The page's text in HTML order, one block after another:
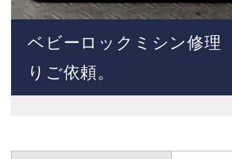
ベビーロックミシン修理
りご依頼。